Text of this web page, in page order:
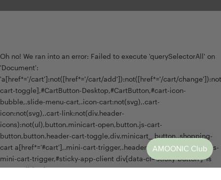
Oh no! We ran into an error: Failed to execute 'querySelectorAll' on
'Document':
'a[href*='/cart']:not([href*='/cart/add']):not([href*='/cart/
cart-toggle],#CartButton-Desktop,#CartButton,#cart-icon-
bubble,.slide-menu-cart,.icon-cart:not(svg),.cart-
icon:not(svg),.cart-link:not(div.header-
icons):not(ul),button.minicart-open,button.js-cart-
button,button.header-cart-toggle,div.minicart__button,.shopping-
cart a[href*='#cart'],.mini-cart-trigger,.header-menu-cart-drawer,.js-
mini-cart-trigger,#sticky-app-client div[data-cl='sticky-button']' is
not a valid selector.